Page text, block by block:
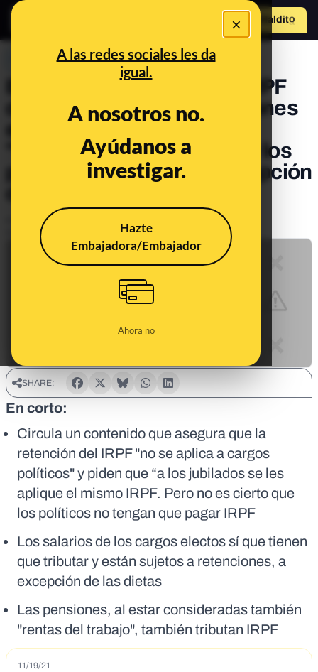
×
A las redes sociales les da
igual.
A nosotros no.
Ayúdanos a
investigar.
Hazte
Embajadora/Embajador
Ahora no
Hazte Maldito
PREBUNKING
El mensaje viral sobre el IRPF
de los jubilados: las pensiones
están consideradas como
"rendimiento del trabajo" y los
políticos sí lo pagan a excepción
Publicado el
Actualizado el
Jan 23, 2024, 10:56:00 AM
SHARE:
En corto:
Circula un contenido que asegura que la
retención del IRPF "no se aplica a cargos
políticos" y piden que “a los jubilados se les
aplique el mismo IRPF. Pero no es cierto que
los políticos no tengan que pagar IRPF
Los salarios de los cargos electos sí que tienen
que tributar y están sujetos a retenciones, a
excepción de las dietas
Las pensiones, al estar consideradas también
"rentas del trabajo", también tributan IRPF
11/19/21